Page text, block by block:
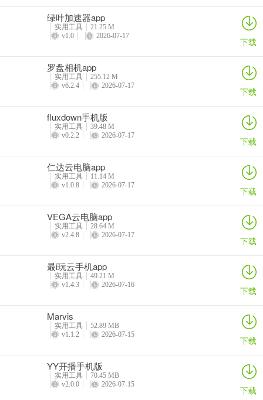
绿叶加速器app
实用工具
21.25 M
v1.0
2026-07-17 下载
罗盘相机app
实用工具
255.12 M
v6.2.4
2026-07-17 下载
fluxdown手机版
实用工具
39.48 M
v0.2.2
2026-07-17 下载
仁达云电脑app
实用工具
11.14 M
v1.0.8
2026-07-17 下载
VEGA云电脑app
实用工具
28.64 M
v2.4.8
2026-07-17 下载
最i玩云手机app
实用工具
49.21 M
v1.4.3
2026-07-16 下载
Marvis
实用工具
52.89 MB
v1.1.2
2026-07-15 下载
YY开播手机版
实用工具
70.45 MB
v2.0.0
2026-07-15 下载